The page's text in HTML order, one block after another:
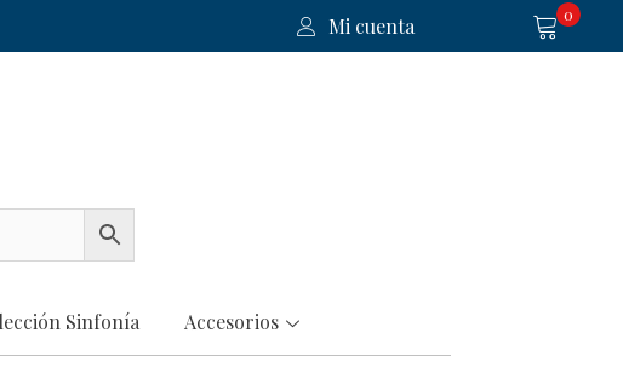
Mi cuenta 0
Sinfonía Accesorios